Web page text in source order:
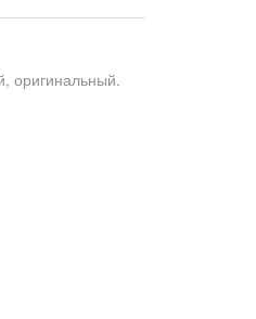
оригинальный.